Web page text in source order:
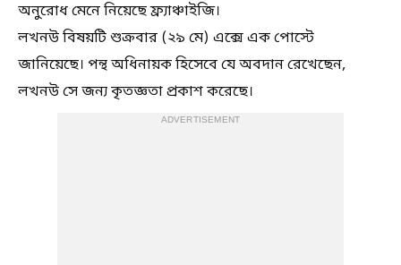
অনুরোধ মেনে নিয়েছে ফ্র্যাঞ্চাইজি।
লখনউ বিষয়টি শুক্রবার (২৯ মে) এক্সে এক পোস্টে
জানিয়েছে। পন্থ অধিনায়ক হিসেবে যে অবদান রেখেছেন,
লখনউ সে জন্য কৃতজ্ঞতা প্রকাশ করেছে।
ADVERTISEMENT